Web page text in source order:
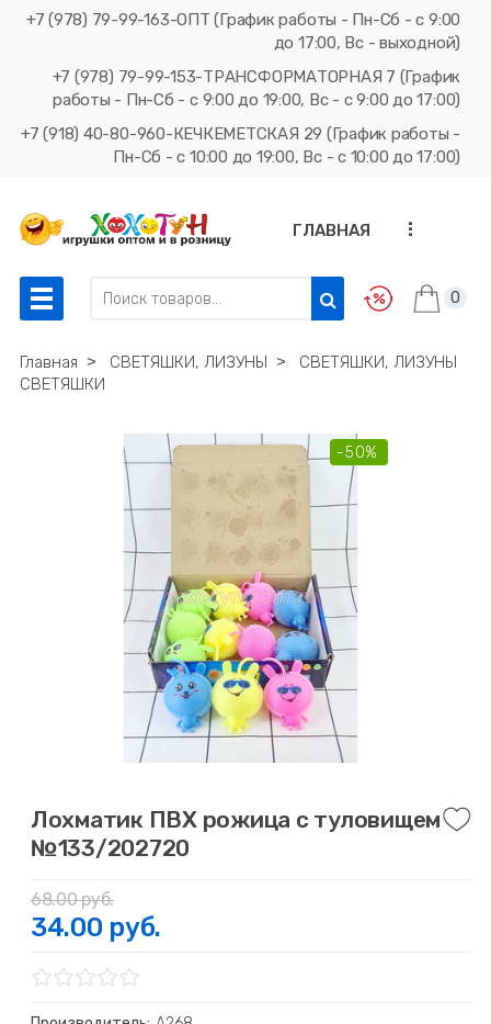
+7 (978) 79-99-163-ОПТ (График работы - Пн-Сб - с 9:00
до 17:00, Вс - выходной)
+7 (978) 79-99-153-ТРАНСФОРМАТОРНАЯ 7 (График
работы - Пн-Сб - с 9:00 до 19:00, Вс - с 9:00 до 17:00)
+7 (918) 40-80-960-КЕЧКЕМЕТСКАЯ 29 (График работы -
Пн-Сб - с 10:00 до 19:00, Вс - с 10:00 до 17:00)
ГЛАВНАЯ ...
0
Главная ˃ СВЕТЯШКИ, ЛИЗУНЫ ˃
СВЕТЯШКИ, ЛИЗУНЫ
СВЕТЯШКИ
-50%
Лохматик ПВХ рожица с туловищем
№133/202720
68.00 руб.
34.00 руб.